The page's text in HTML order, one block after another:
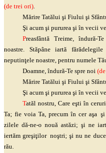
(de trei ori).
Mărire Tatălui şiFiului şi
Şiacum şipururea şiîn vecii
Preasfântă Treime, îndură-
noastre. Stăpâne iartă
neputinţele noastre, pentru numele
Doamne, îndură-Te spre noi
Mărire Tatălui şiFiului şi
Şiacum şipururea şiîn vecii
Tatăl nostru, Care eştiîn
Ta; fie voia Ta, precum în cer aşa şi
zilele dă-ne-o nouă astăzi; şi ne
iertămgreşiţilor noştri; şinu ne
rău.